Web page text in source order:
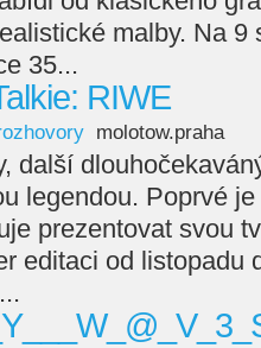
malby. Na 9
35...
RIWE
molotow.praha
další
legendou. Poprvé
prezentovat svou
editaci od listopadu